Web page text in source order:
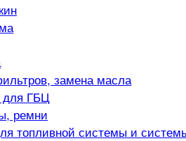
замена масла
для ГБЦ
ремни
топливной системы и